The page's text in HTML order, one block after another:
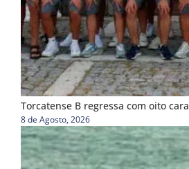
Torcatense B regressa com oito
8 de Agosto, 2026